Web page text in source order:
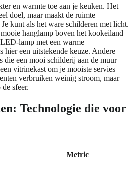
en warmte toe aan je keuken. Het
doel, maar maakt de ruimte
kunt als het ware schilderen met licht.
hanglamp boven het kookeiland
lamp met een warme
een uitstekende keuze. Andere
een mooi schilderij aan de muur
vitrinekast om je mooiste servies
verbruiken weinig stroom, maar
sfeer.
Technologie die voor
Metric